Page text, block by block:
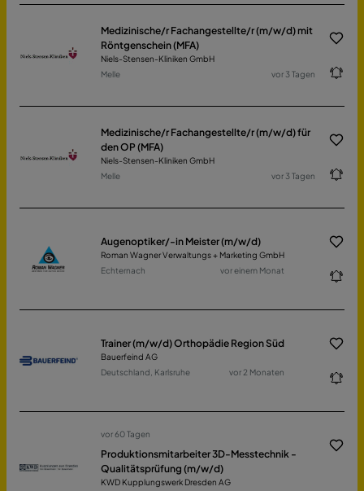
Medizinische/r Fachangestellte/r (m/w/d) mit
Röntgenschein (MFA)
Niels-Stensen-Kliniken GmbH
Melle
vor 3 Tagen
Medizinische/r Fachangestellte/r (m/w/d) für
den OP (MFA)
Niels-Stensen-Kliniken GmbH
Melle
vor 3 Tagen
Augenoptiker/-in Meister (m/w/d)
Roman Wagner Verwaltungs + Marketing GmbH
Echternach
vor einem Monat
Trainer (m/w/d) Orthopädie Region Süd
Bauerfeind AG
Deutschland, Karlsruhe
vor 2 Monaten
vor 60 Tagen
Produktionsmitarbeiter 3D-Messtechnik -
Qualitätsprüfung (m/w/d)
KWD Kupplungswerk Dresden AG